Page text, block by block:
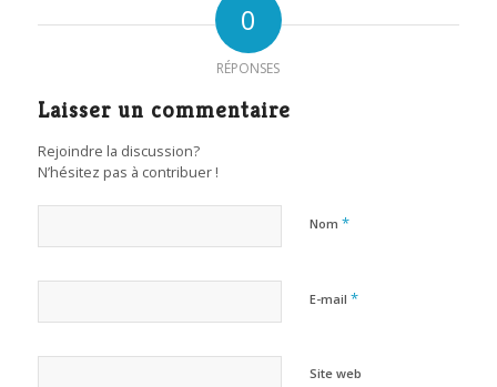
0
RÉPONSES
Laisser un commentaire
Rejoindre la discussion?
N’hésitez pas à contribuer !
Nom *
E-mail *
Site web